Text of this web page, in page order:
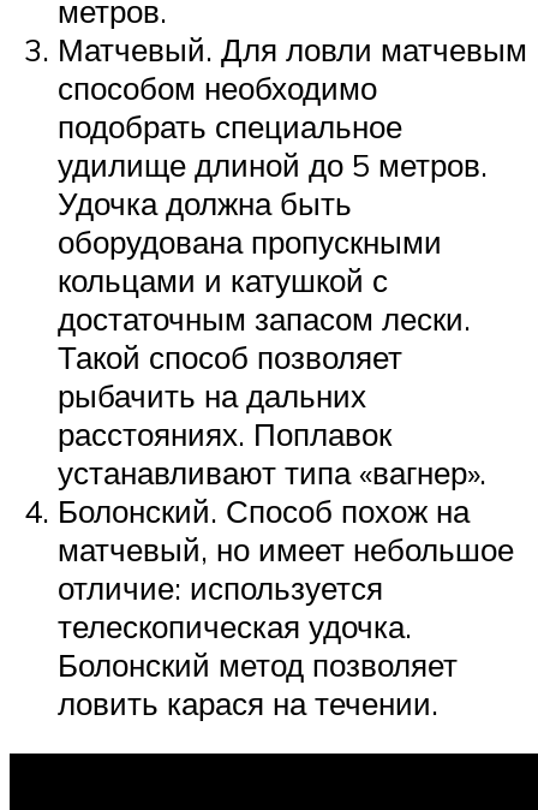
метров.
Матчевый. Для ловли матчевым
способом необходимо
подобрать специальное
удилище длиной до 5 метров.
Удочка должна быть
оборудована пропускными
кольцами и катушкой с
достаточным запасом лески.
Такой способ позволяет
рыбачить на дальних
расстояниях. Поплавок
устанавливают типа «вагнер».
Болонский. Способ похож на
матчевый, но имеет небольшое
отличие: используется
телескопическая удочка.
Болонский метод позволяет
ловить карася на течении.